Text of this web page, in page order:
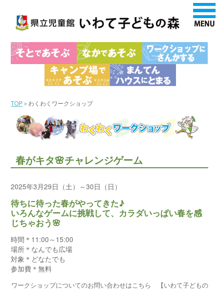
TOP＞わくわくワークショップ
春がキタ🌸チャレンジゲーム
2025年3月29日（土）～30日（日）
待ちに待った春がやってきた♪
いろんなゲームに挑戦して、カラダいっぱい春を感
じちゃおう🌸
時間＊11:00～15:00
場所＊なんでも広場
対象＊どなたでも
参加費＊無料
ワークショップについてのお問い合わせはこちら 【いわて子どもの